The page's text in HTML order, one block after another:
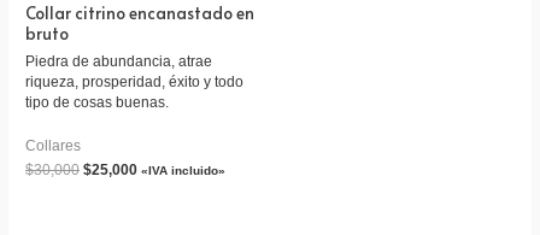
Collar citrino encanastado en
bruto
Piedra de abundancia, atrae
riqueza, prosperidad, éxito y todo
tipo de cosas buenas.
Collares
$30,000 $25,000 «IVA incluido»